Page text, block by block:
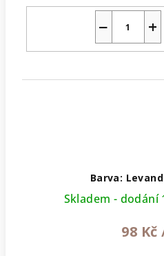
+
−
Barva:
Skladem - dodání
98 Kč